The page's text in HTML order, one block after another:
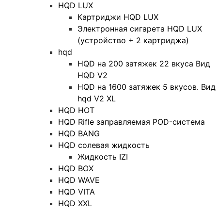
HQD LUX
Картриджи HQD LUX
Электронная сигарета HQD LUX
(устройство + 2 картриджа)
hqd
HQD на 200 затяжек 22 вкуса Вид
HQD V2
HQD на 1600 затяжек 5 вкусов. Вид
hqd V2 XL
HQD HOT
HQD Rifle заправляемая POD-система
HQD BANG
HQD солевая жидкость
Жидкость IZI
HQD BOX
HQD WAVE
HQD VITA
HQD XXL